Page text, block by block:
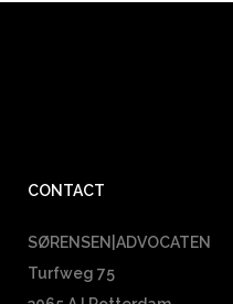
CONTACT
SØRENSEN|ADVOCATEN
Turfweg 75